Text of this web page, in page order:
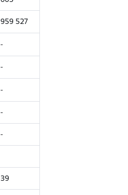
959 527
-
-
-
-
-
39